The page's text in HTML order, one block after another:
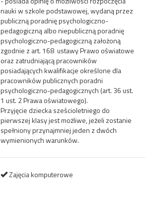
nauki w szkole podstawowej, wydaną przez
publiczną poradnię psychologiczno-
pedagogiczną albo niepubliczną poradnię
psychologiczno-pedagogiczną założoną
zgodnie z art. 168 ustawy Prawo oświatowe
oraz zatrudniającą pracowników
posiadających kwalifikacje określone dla
pracowników publicznych poradni
psychologiczno-pedagogicznych (art. 36 ust.
1 ust. 2 Prawa oświatowego).
Przyjęcie dziecka sześcioletniego do
pierwszej klasy jest możliwe, jeżeli zostanie
spełniony przynajmniej jeden z dwóch
wymienionych warunków.
Zajęcia komputerowe